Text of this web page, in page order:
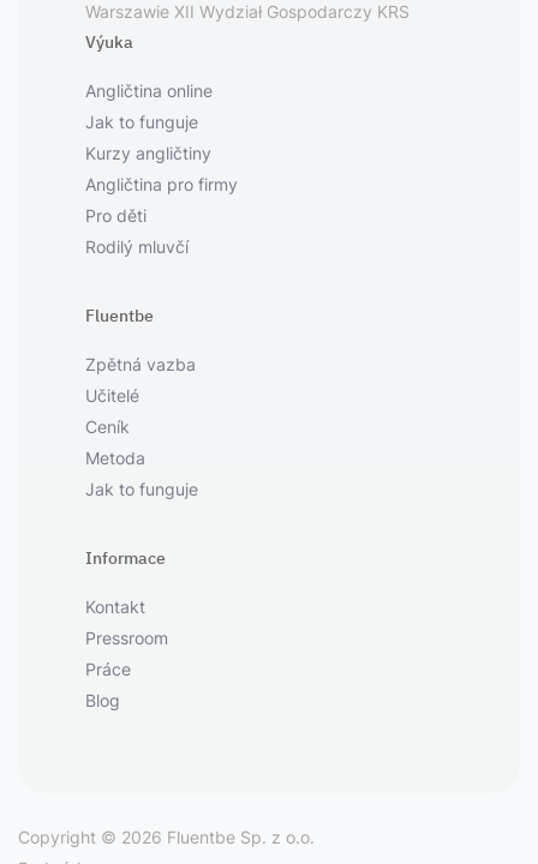
Warszawie XII Wydział Gospodarczy KRS
Výuka
Angličtina online
Jak to funguje
Kurzy angličtiny
Angličtina pro firmy
Pro děti
Rodilý mluvčí
Fluentbe
Zpětná vazba
Učitelé
Ceník
Metoda
Jak to funguje
Informace
Kontakt
Pressroom
Práce
Blog
Copyright © 2026 Fluentbe Sp. z o.o.